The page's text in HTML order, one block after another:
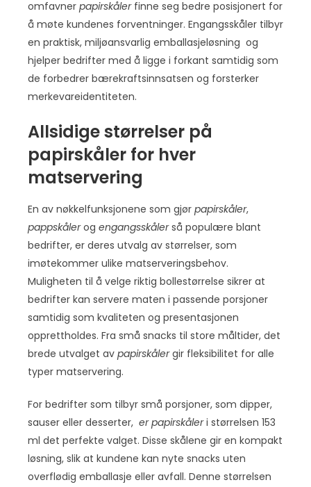
omfavner papirskålerfinne seg bedre posisjonert for
å møte kundenes forventninger. Engangsskåler tilbyr
en praktisk, miljøansvarlig emballasjeløsning og
hjelper bedrifter med å ligge i forkant samtidig som
de forbedrer bærekraftsinnsatsen og forsterker
merkevareidentiteten.
Allsidige størrelser på
papirskåler for hver
matservering
En av nøkkelfunksjonene som gjør papirskåler,
pappskålerog engangsskålerså populære blant
bedrifter, er deres utvalg av størrelser, som
imøtekommer ulike matserveringsbehov.
Muligheten til å velge riktig bollestørrelse sikrer at
bedrifter kan servere maten i passende porsjoner
samtidig som kvaliteten og presentasjonen
opprettholdes. Fra små snacks til store måltider, det
brede utvalget av papirskålergir fleksibilitet for alle
typer matservering.
For bedrifter som tilbyr små porsjoner, som dipper,
sauser eller desserter, er papirskåleri størrelsen 153
ml det perfekte valget. Disse skålene gir en kompakt
løsning, slik at kundene kan nyte snacks uten
overflødig emballasje eller avfall. Denne størrelsen